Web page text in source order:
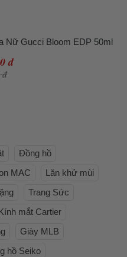
Nữ Gucci Bloom EDP 50ml
đ
đ
Đồng hồ
MAC
Lăn khử mùi
Trang Sức
mắt Cartier
Giày MLB
hồ Seiko